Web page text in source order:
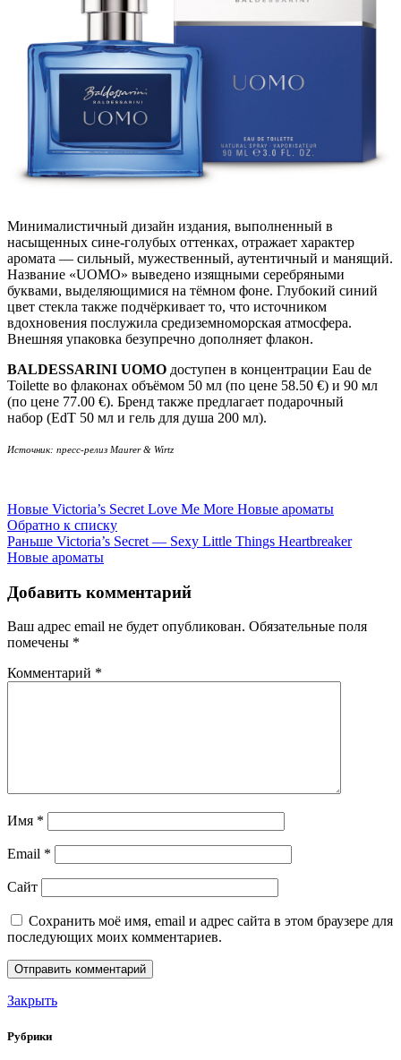
Минималистичный дизайн издания, выполненный в
насыщенных сине-голубых оттенках, отражает характер
аромата — сильный, мужественный, аутентичный и манящий.
Название «UOMO» выведено изящными серебряными
буквами, выделяющимися на тёмном фоне. Глубокий синий
цвет стекла также подчёркивает то, что источником
вдохновения послужила средиземноморская атмосфера.
Внешняя упаковка безупречно дополняет флакон.
BALDESSARINI UOMO доступен в концентрации Eau de
Toilette во флаконах объёмом 50 мл (по цене 58.50 €) и 90 мл
(по цене 77.00 €). Бренд также предлагает подарочный
набор (EdT 50 мл и гель для душа 200 мл).
Источник: пресс-релиз Maurer & Wirtz
Новые Victoria’s Secret Love Me More Новые ароматы
Обратно к списку
Раньше Victoria’s Secret — Sexy Little Things Heartbreaker
Новые ароматы
Добавить комментарий
Ваш адрес email не будет опубликован. Обязательные поля
помечены *
Комментарий *
Имя *
Email *
Сайт
Сохранить моё имя, email и адрес сайта в этом браузере для
последующих моих комментариев.
Закрыть
Рубрики